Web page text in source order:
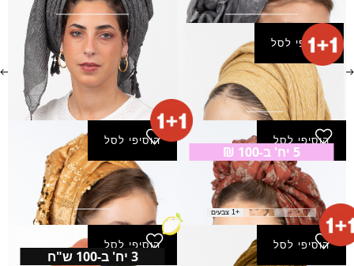
₪120.00
₪50.00
הוסיפי לסל
צעיף נהרות
₪50.00
5 יח' ב-100 ₪
הוסיפי לסל
צעיף פאני
₪25.00
+1 צבעים
הוסיפי לסל
צעיף צפנת
₪150.00
הוסיפי לסל
3 יח' ב-100 ש"ח
הוסיפי לסל